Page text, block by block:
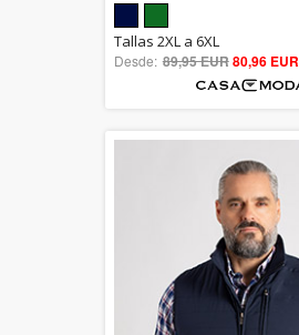
5.00
out of 5
Tallas 2XL a 6XL
Desde: 89,95 EUR80,96 EUR